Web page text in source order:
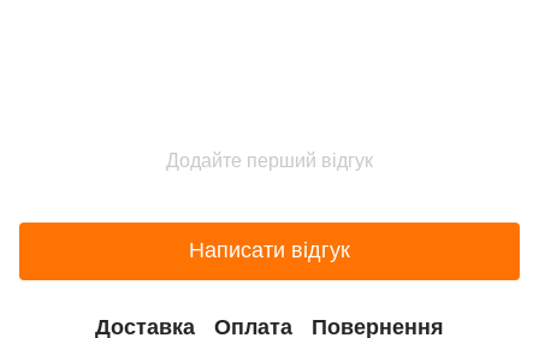
Додайте перший відгук
Написати відгук
Доставка Оплата Повернення